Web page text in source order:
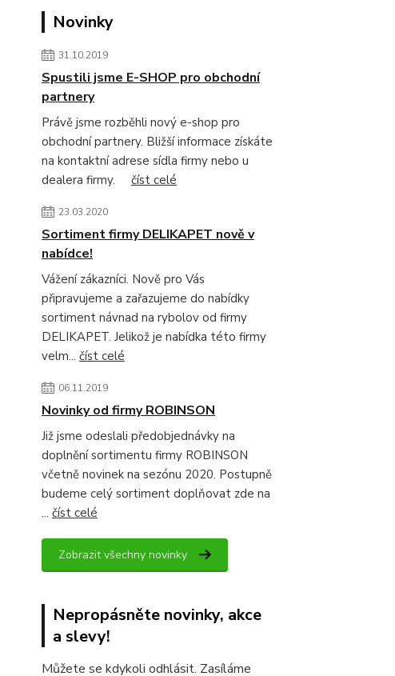
Novinky
31.10.2019
Spustili jsme E-SHOP pro obchodní
partnery
Právě jsme rozběhli nový e-shop pro
obchodní partnery. Bližší informace získáte
na kontaktní adrese sídla firmy nebo u
dealera firmy. číst celé
23.03.2020
Sortiment firmy DELIKAPET nově v
nabídce!
Vážení zákazníci. Nově pro Vás
připravujeme a zařazujeme do nabídky
sortiment návnad na rybolov od firmy
DELIKAPET. Jelikož je nabídka této firmy
velm... číst celé
06.11.2019
Novinky od firmy ROBINSON
Již jsme odeslali předobjednávky na
doplnění sortimentu firmy ROBINSON
včetně novinek na sezónu 2020. Postupně
budeme celý sortiment doplňovat zde na
... číst celé
Zobrazit všechny novinky
Nepropásněte novinky, akce
a slevy!
Můžete se kdykoli odhlásit. Zasíláme